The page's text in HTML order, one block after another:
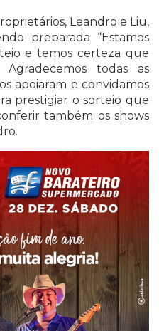
Leandro e Liu,
preparada “Estamos
e temos certeza que
todas as
apoiaram e convidamos
prestigiar o sorteio que
também os shows